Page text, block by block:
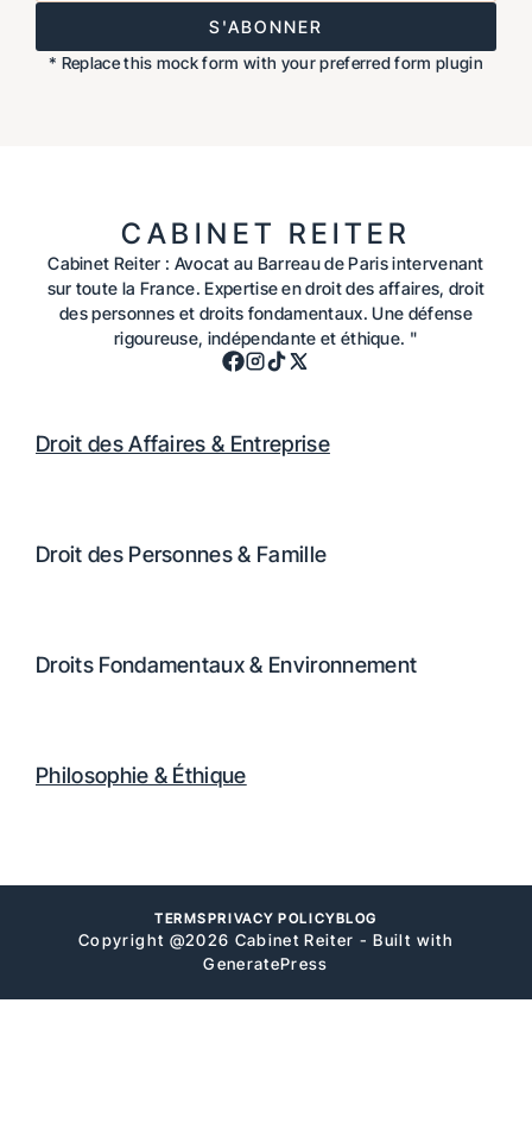
S'ABONNER
* Replace this mock form with your preferred form plugin
CABINET REITER
Cabinet Reiter : Avocat au Barreau de Paris intervenant
sur toute la France. Expertise en droit des affaires, droit
des personnes et droits fondamentaux. Une défense
rigoureuse, indépendante et éthique. "
Droit des Affaires & Entreprise
Droit des Personnes & Famille
Droits Fondamentaux & Environnement
Philosophie & Éthique
TERMSPRIVACY POLICYBLOG
Copyright @2026 Cabinet Reiter - Built with
GeneratePress